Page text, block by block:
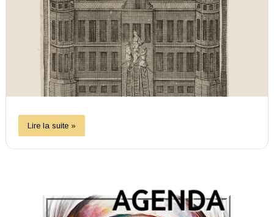
Lire la suite »